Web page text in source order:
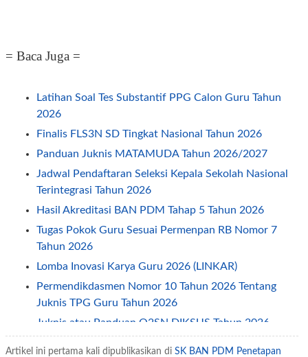
= Baca Juga =
Latihan Soal Tes Substantif PPG Calon Guru Tahun
2026
Finalis FLS3N SD Tingkat Nasional Tahun 2026
Panduan Juknis MATAMUDA Tahun 2026/2027
Jadwal Pendaftaran Seleksi Kepala Sekolah Nasional
Terintegrasi Tahun 2026
Hasil Akreditasi BAN PDM Tahap 5 Tahun 2026
Tugas Pokok Guru Sesuai Permenpan RB Nomor 7
Tahun 2026
Lomba Inovasi Karya Guru 2026 (LINKAR)
Permendikdasmen Nomor 10 Tahun 2026 Tentang
Juknis TPG Guru Tahun 2026
Juknis atau Panduan O2SN DIKSUS Tahun 2026
Artikel ini pertama kali dipublikasikan di SK BAN PDM Penetapan